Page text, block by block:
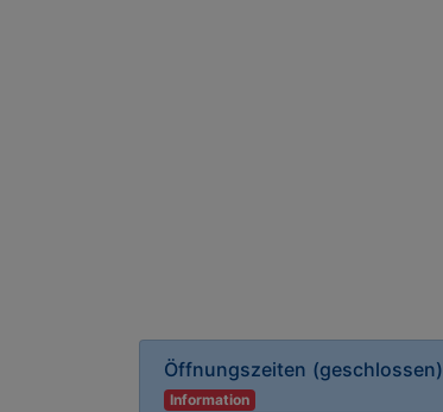
Öffnungszeiten (geschlossen)
Information